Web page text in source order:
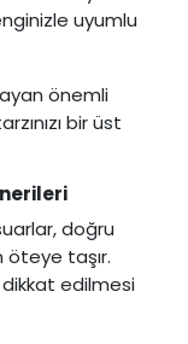
uyumlu
önemli
bir üst
doğru
öteye taşır.
edilmesi